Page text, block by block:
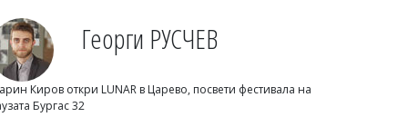
изнасилиха млад мъж в Англия
Георги РУСЧЕВ
Киров откри LUNAR в Царево, посвети фестивала на
Бургас 32